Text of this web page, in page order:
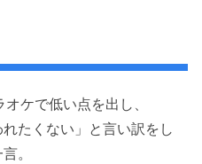
ケで低い点を出し、
たくない」と言い訳をし
。